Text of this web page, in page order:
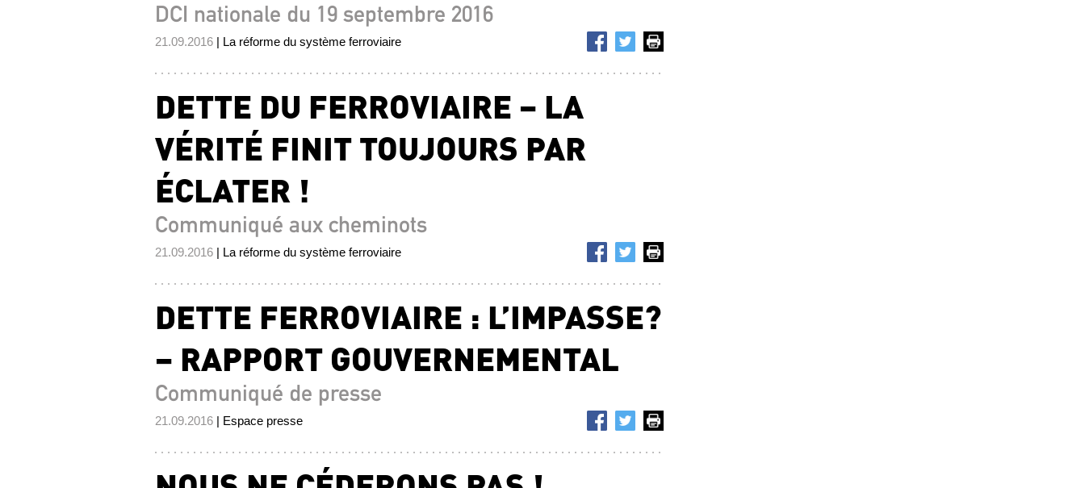
DCI nationale du 19 septembre 2016
21.09.2016 | La réforme du système ferroviaire
DETTE DU FERROVIAIRE – LA
VÉRITÉ FINIT TOUJOURS PAR
ÉCLATER !
Communiqué aux cheminots
21.09.2016 | La réforme du système ferroviaire
DETTE FERROVIAIRE : L’IMPASSE?
– RAPPORT GOUVERNEMENTAL
Communiqué de presse
21.09.2016 | Espace presse